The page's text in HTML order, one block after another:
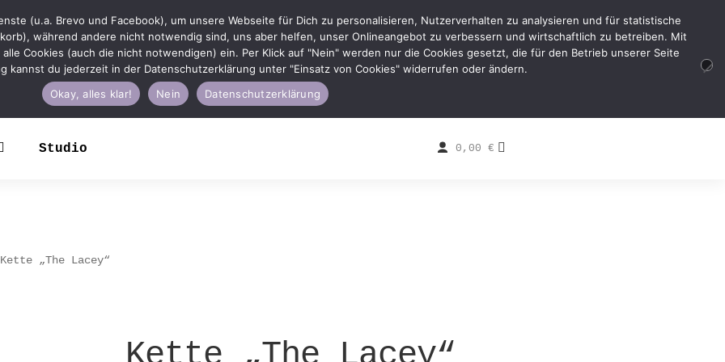
Studio 0,00 €
Kette „The Lacey“
(u.a. Brevo und Facebook), um unsere Webseite für Dich zu personalisieren, Nutzerverhalten zu analysieren und für statistische
während andere nicht notwendig sind, uns aber helfen, unser Onlineangebot zu verbessern und wirtschaftlich zu betreiben. Mit
Cookies (auch die nicht notwendigen) ein. Per Klick auf "Nein" werden nur die Cookies gesetzt, die für den Betrieb unserer Seite
kannst du jederzeit in der Datenschutzerklärung unter "Einsatz von Cookies" widerrufen oder ändern.
Okay, alles klar!
Nein Datenschutzerklärung